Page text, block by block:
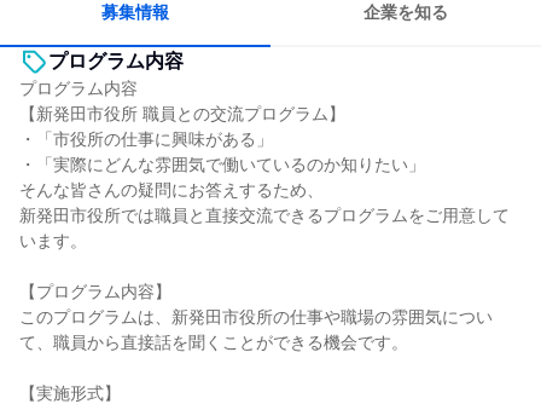
募集情報 企業を知る
プログラム内容
プログラム内容
【新発田市役所 職員との交流プログラム】
・「市役所の仕事に興味がある」
・「実際にどんな雰囲気で働いているのか知りたい」
そんな皆さんの疑問にお答えするため、
新発田市役所では職員と直接交流できるプログラムをご用意して
います。
【プログラム内容】
このプログラムは、新発田市役所の仕事や職場の雰囲気につい
て、職員から直接話を聞くことができる機会です。
【実施形式】